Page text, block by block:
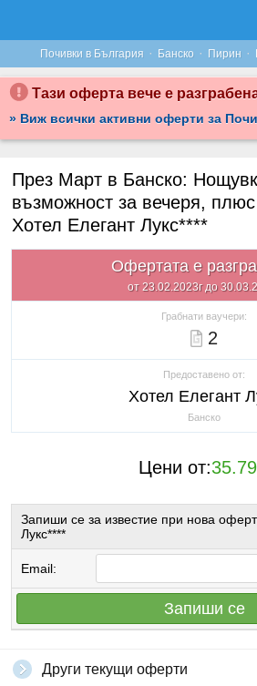
Почивки в България · Банско · Пирин ·
Тази оферта вече е
» Виж всички активни оферти за
През Март в Банско:
възможност за вечеря,
Хотел Елегант Лукс****
Офертата е
от 23.02.2023г до
Грабнати ваучери:
2
Предоставено от:
Хотел Елегант
Банско
Цени от:35.79
Запиши се за известие при нова
Лукс****
Email:
Запиши се
Други текущи оферти